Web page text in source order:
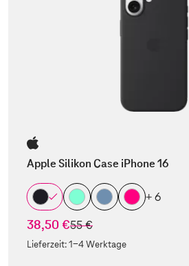
Apple Silikon Case iPhone 16
+ 6
38,50 €statt
55 €
Lieferzeit:1-4 Werktage